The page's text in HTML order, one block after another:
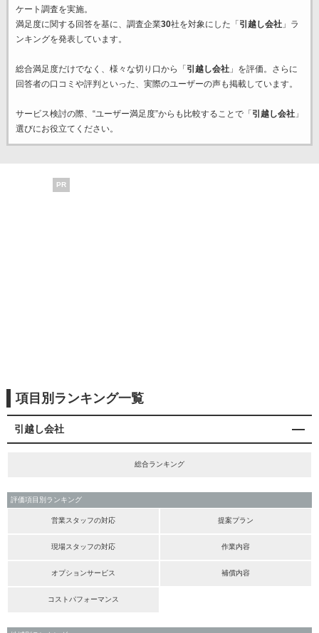
ケート調査を実施。
満足度に関する回答を基に、調査企業30社を対象にした「 引越し会社」ラ
ンキングを発表しています。
総合満足度だけでなく、様々な切り口から「 引越し会社」を評価。さらに
回答者の口コミや評判といった、実際のユーザーの声も掲載しています。
サービス検討の際、“ユーザー満足度”からも比較することで「 引越し会社」
選びにお役立てください。
PR
項目別ランキング一覧
引越し会社
総合ランキング
評価項目別ランキング
営業スタッフの対応 提案プラン
現場スタッフの対応 作業内容
オプションサービス 補償内容
コストパフォーマンス